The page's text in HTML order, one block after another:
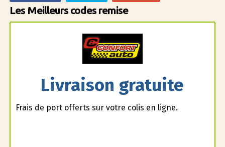
Les Meilleurs codes remise
Livraison gratuite
Frais de port offerts sur votre colis en ligne.